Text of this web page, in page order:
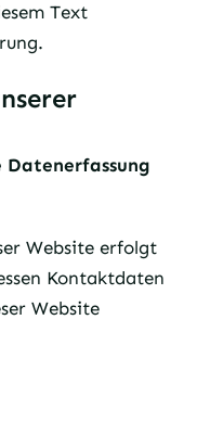
Text
Website erfolgt
Kontaktdaten
Website